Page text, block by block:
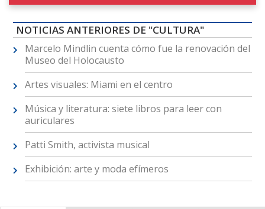
NOTICIAS ANTERIORES DE "CULTURA"
Marcelo Mindlin cuenta cómo fue la renovación del
Museo del Holocausto
Artes visuales: Miami en el centro
Música y literatura: siete libros para leer con
auriculares
Patti Smith, activista musical
Exhibición: arte y moda efímeros